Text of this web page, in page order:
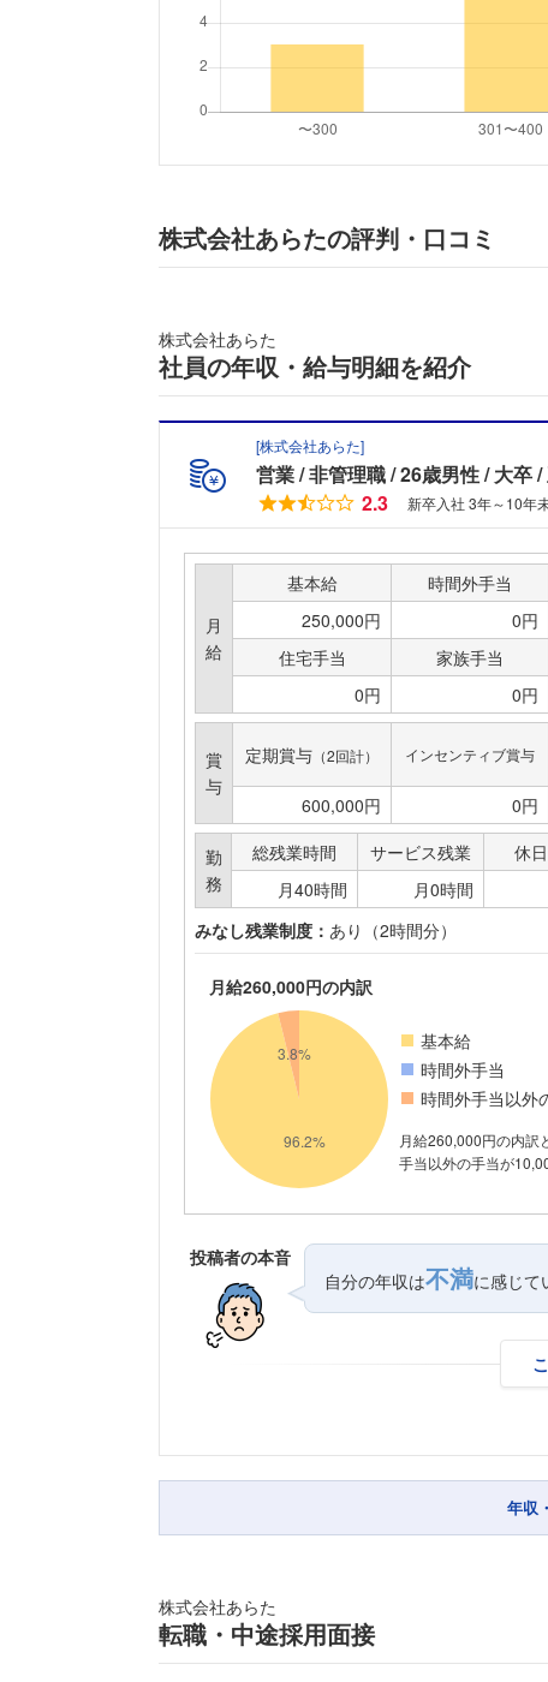
株式会社あらたの評判・口コミ
株式会社あらた
社員の年収・給与明細を紹介
[株式会社あらた]
営業 非管理職 26歳男性 大卒
2.3
新卒入社 3年～10年
月
給
基本給 時間外手当
250,000円
0円
住宅手当
家族手当
0円
0円
賞
与
定期賞与 （2回計） インセンティブ賞与
600,000円
0円
勤
務
総残業時間 サービス残業 休
月40時間
月0時間
みなし残業制度： あり（2時間分）
月給260,000円の内訳
基本給
時間外手当
時間外手当以外
月給260,000円の内訳
手当以外の手当が
投稿者の本音
自分の年収は不満に感じて
年収
株式会社あらた
転職・中途採用面接